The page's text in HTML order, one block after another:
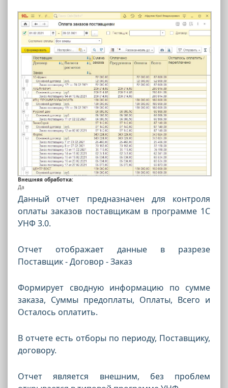
Внешняя обработка:
Да
Данный отчет предназначен для контроля
оплаты заказов поставщикам в программе 1С
УНФ 3.0.
Отчет отображает данные в разрезе
Поставщик - Договор - Заказ
Формирует сводную информацию по сумме
заказа, Суммы предоплаты, Оплаты, Всего и
Осталось оплатить.
В отчете есть отборы по периоду, Поставщику,
договору.
Отчет является внешним, без проблем